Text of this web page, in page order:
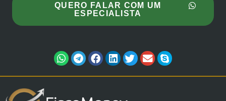
QUERO FALAR COM UM
ESPECIALISTA